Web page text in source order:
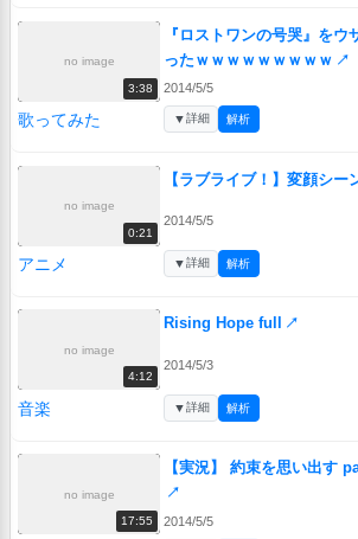
no image
3:38
『ロストワンの号哭』を
ったｗｗｗｗｗｗｗｗｗ ↗
2014/5/5
歌ってみた ▼詳細 解析
no image
0:21
【ラブライブ！】変顔シー
2014/5/5
アニメ ▼詳細 解析
no image
4:12
Rising Hope full ↗
2014/5/3
音楽 ▼詳細 解析
no image
17:55
【実況】 約束を思い出す
↗
2014/5/5